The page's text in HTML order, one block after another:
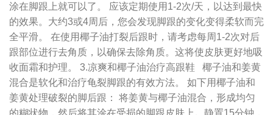
涂在脚跟上就可以了。 应该定期使用1-2次/天，以达到最快
的效果。大约3或4周后，您会发现脚跟的变化变得柔软而完
全平滑。 在使用椰子油打裂后跟时，请考虑每周1-2次对后
跟部位进行去角质，以确保去除角质。这将使皮肤更好地吸
收面霜和护理。 3.凉爽和椰子油治疗高跟鞋 椰子油和姜黄
混合是软化和治疗龟裂脚跟的有效方法。 如下用椰子油和
姜黄处理破裂的脚后跟： 将姜黄与椰子油混合，形成均匀
的糊状物，然后将其涂在受损的脚跟皮肤上。静置15分钟，